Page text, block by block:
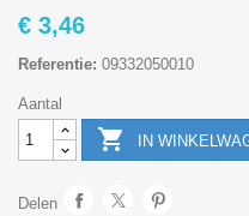
€ 3,46
Referentie: 09332050010
Aantal
 IN
Delen